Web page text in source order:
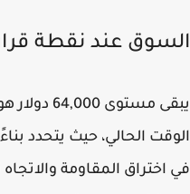
عند نقطة
يبقى مستوى
الحالي، حيث يتحدد بناءً